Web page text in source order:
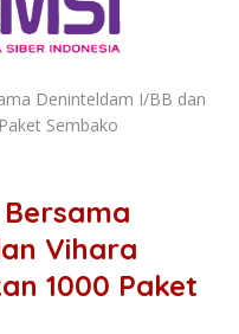
Deninteldam I/BB dan
Sembako
Vihara
1000 Paket